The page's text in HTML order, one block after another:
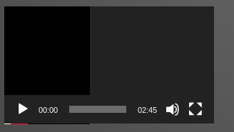
00:00 02:45